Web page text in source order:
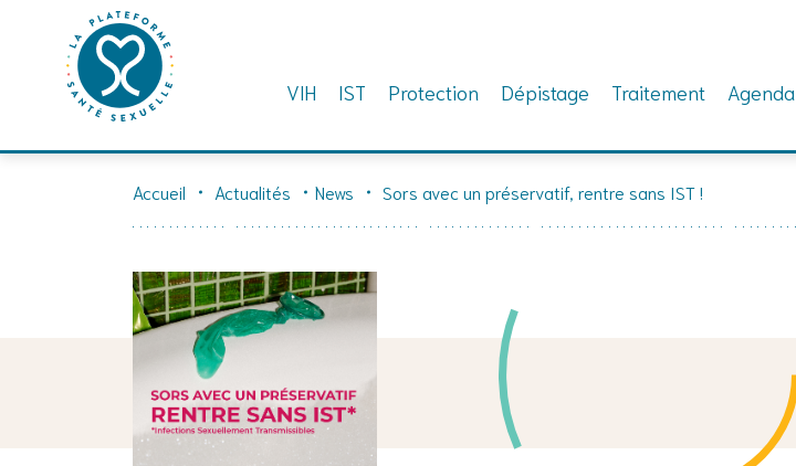
Skip
VIH IST Protection Dépistage Traitement Agenda
Accueil Actualités News Sors avec un préservatif, rentre sans IST !